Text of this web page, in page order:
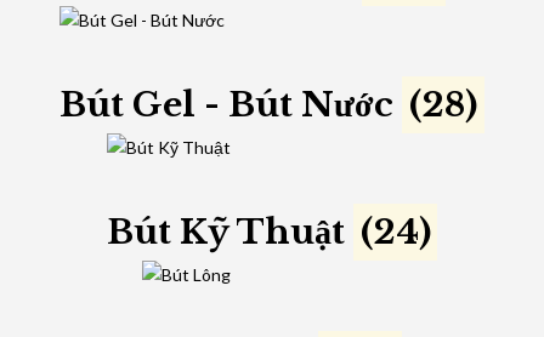
Bút Gel - Bút Nước (28)
Bút Kỹ Thuật (24)